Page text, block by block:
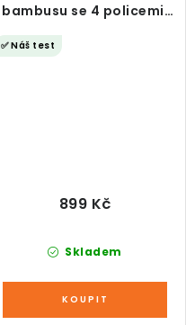
bambusu se 4 policemi,
✅ Náš test
Skladem
899 Kč